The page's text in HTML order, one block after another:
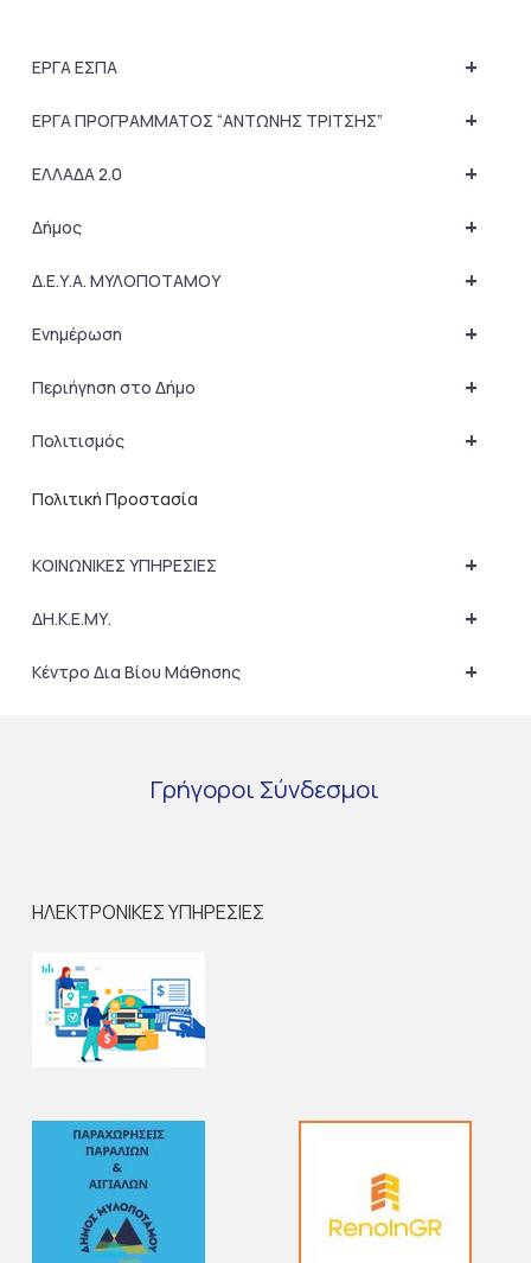
+
ΕΡΓΑ ΕΣΠΑ
+
ΕΡΓΑ ΠΡΟΓΡΑΜΜΑΤΟΣ “ΑΝΤΩΝΗΣ ΤΡΙΤΣΗΣ”
+
ΕΛΛΑΔΑ 2.0
+
Δήμος
+
Δ.Ε.Υ.Α. ΜΥΛΟΠΟΤΑΜΟΥ
+
Ενημέρωση
+
Περιήγηση στο Δήμο
+
Πολιτισμός
Πολιτική Προστασία
+
ΚΟΙΝΩΝΙΚΕΣ ΥΠΗΡΕΣΙΕΣ
+
ΔΗ.Κ.Ε.ΜΥ.
+
Κέντρο Δια Βίου Μάθησης
Γρήγοροι Σύνδεσμοι
ΗΛΕΚΤΡΟΝΙΚΕΣ ΥΠΗΡΕΣΙΕΣ